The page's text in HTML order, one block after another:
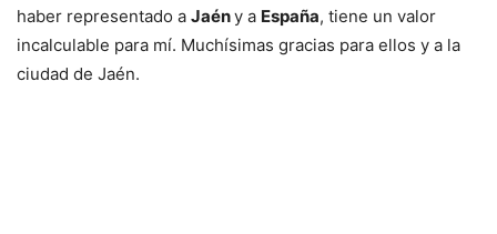
haber representado a Jaény a España, tiene un valor
incalculable para mí. Muchísimas gracias para ellos y a la
ciudad de Jaén.